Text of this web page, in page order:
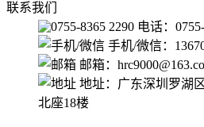
联系我们
电话：
手机/微信：
邮箱：
地址：广东深圳罗湖
北座18楼